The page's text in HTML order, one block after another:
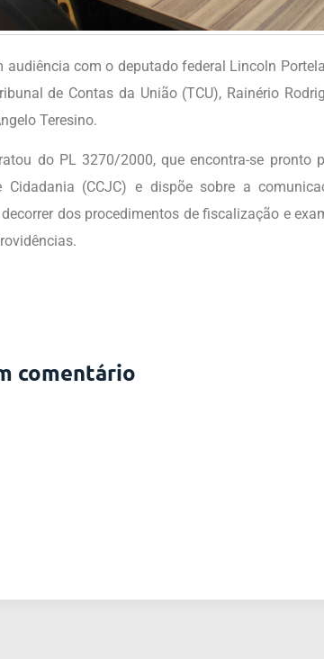
audiência com o deputado federal Lincoln
de Contas da União (TCU), Rainério
Teresino.
do PL 3270/2000, que encontra-se pronto
(CCJC) e dispõe sobre a
dos procedimentos de fiscalização e
comentário